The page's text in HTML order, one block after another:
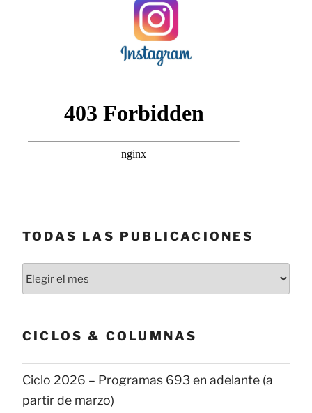
TODAS LAS PUBLICACIONES
Todas
las
CICLOS & COLUMNAS
Ciclo 2026 – Programas 693 en adelante (a
partir de marzo)